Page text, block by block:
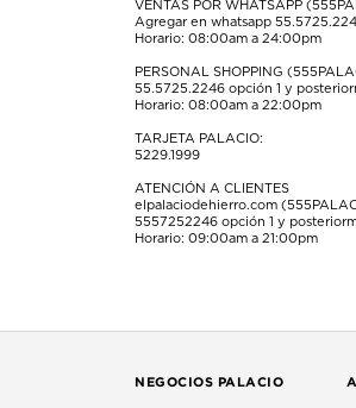
VENTAS POR WHATSAPP
Agregar en whatsapp
Horario: 08:00am a 24:00pm
PERSONAL SHOPPING
55.5725.2246 opción 1 y
Horario: 08:00am a 22:00pm
TARJETA PALACIO:
5229.1999
ATENCIÓN A CLIENTES
elpalaciodehierro.com
5557252246 opción 1 y
Horario: 09:00am a 21:00pm
NEGOCIOS PALACIO